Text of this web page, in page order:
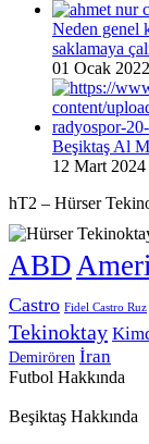
Neden genel
saklamaya
01 Ocak 2022
Beşiktaş Al
12 Mart 2024
hT2 – Hürser
ABD
Castro Fidel Castro Ruz
Tekinoktay
Demirören İran
Futbol Hakkında
Beşiktaş Hakkında